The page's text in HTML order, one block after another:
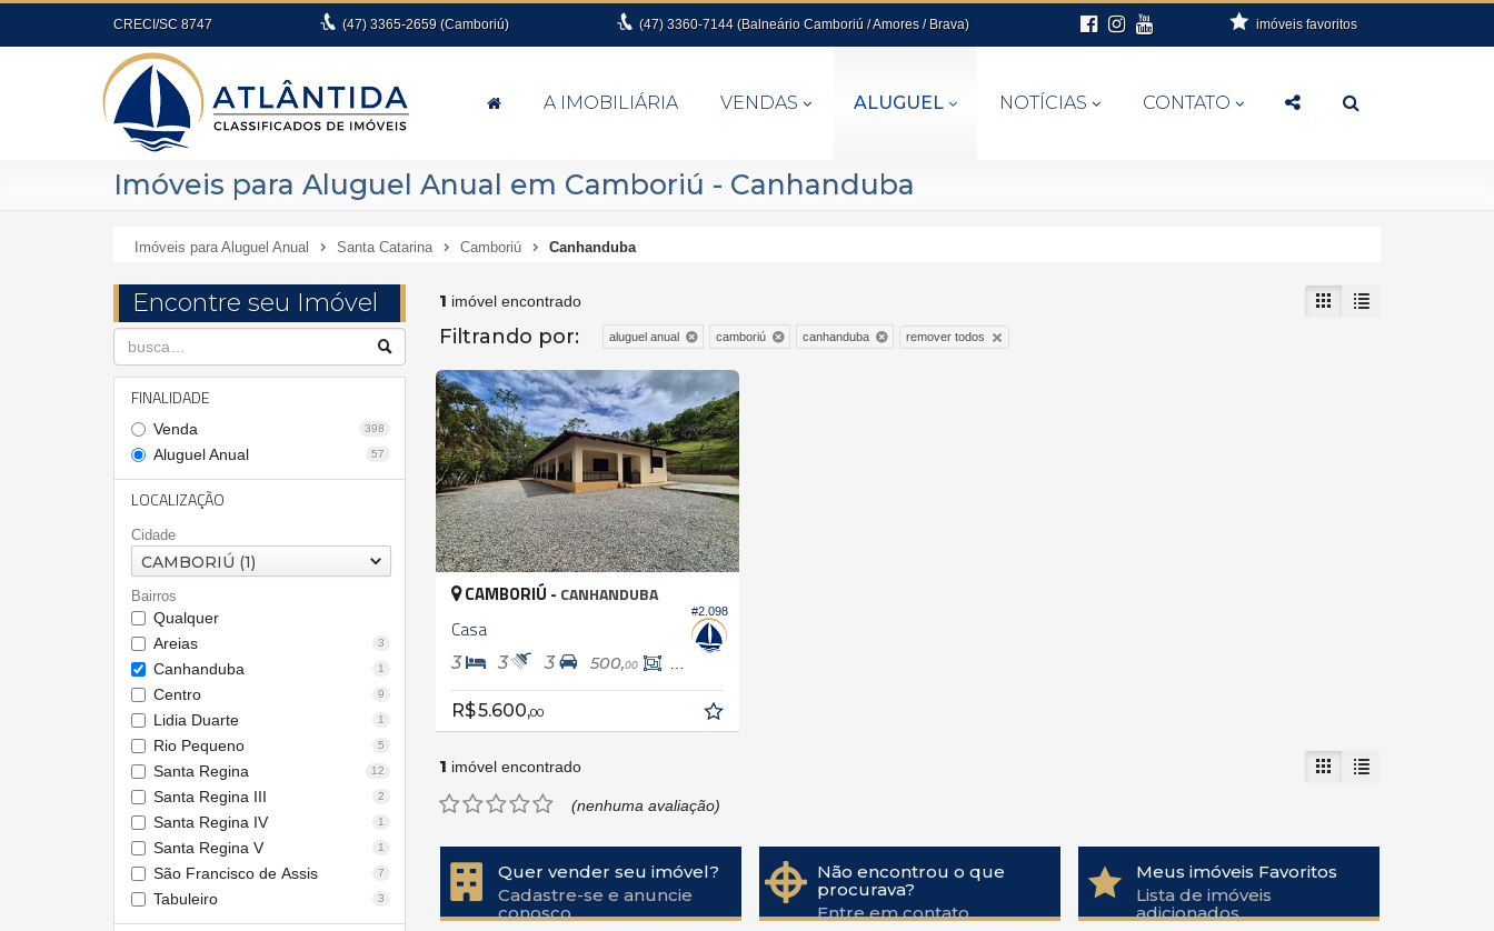
CRECI/SC 8747 (47) 3365-2659 (Camboriú) (47) 3360-7144 (Balneário Camboriú / Amores / Brava) imóveis favoritos
A IMOBILIÁRIA VENDAS ALUGUEL NOTÍCIAS CONTATO
Imóveis para Aluguel Anual em Camboriú - Canhanduba
Imóveis para Aluguel Anual Santa Catarina Camboriú Canhanduba
Encontre seu Imóvel
FINALIDADE
Venda 398
Aluguel Anual 57
LOCALIZAÇÃO
Cidade
CAMBORIÚ (1)
Bairros
Qualquer
Areias
3
Canhanduba 1
Centro 9
Lidia Duarte 1
Rio Pequeno 5
Santa Regina 12
Santa Regina III 2
Santa Regina IV 1
Santa Regina V 1
São Francisco de Assis 7
Tabuleiro 3
1 imóvel encontrado
Filtrando por: aluguel anual camboriú canhanduba remover todos
#2.098
CAMBORIÚ - CANHANDUBA
Casa
3 3 3 500,00 210,
R$ 5.600,00
1 imóvel encontrado
(nenhuma avaliação)
Quer vender seu imóvel?
Cadastre-se e anuncie
conosco
Não encontrou o que
procurava?
Entre em contato
Meus imóveis Favoritos
Lista de imóveis
adicionados